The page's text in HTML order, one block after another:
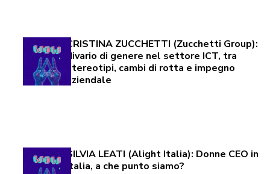
CRISTINA ZUCCHETTI (Zucchetti Group):
divario di genere nel settore ICT, tra
stereotipi, cambi di rotta e impegno
aziendale
SILVIA LEATI (Alight Italia): Donne CEO in
Italia, a che punto siamo?